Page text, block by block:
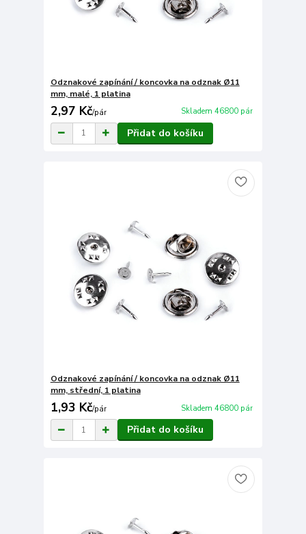
Odznakové zapínání / koncovka na odznak Ø11
mm, malé, 1 platina
2,97 Kč/pár Skladem 46800 pár
Přidat do košíku
Odznakové zapínání / koncovka na odznak Ø11
mm, střední, 1 platina
1,93 Kč/pár Skladem 46800 pár
Přidat do košíku